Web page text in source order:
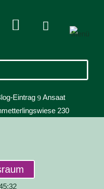
 
Eintrag 9 Ansaat
230